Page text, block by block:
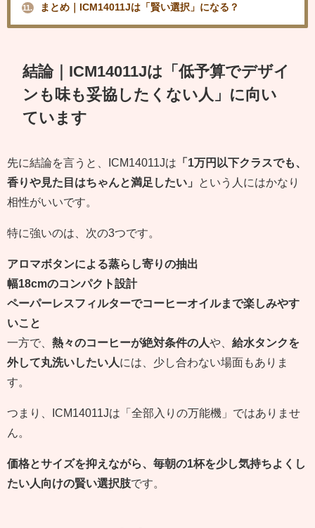
11. まとめ｜ICM14011Jは「賢い選択」になる？
結論｜ICM14011Jは「低予算でデザイ
ンも味も妥協したくない人」に向い
ています
先に結論を言うと、ICM14011Jは 「1万円以下クラスでも、
香りや見た目はちゃんと満足したい」
という人にはかなり
相性がいいです。
特に強いのは、次の3つです。
アロマボタンによる蒸らし寄りの抽出
幅18cmのコンパクト設計
ペーパーレスフィルターでコーヒーオイルまで楽しみやす
いこと
一方で、 熱々のコーヒーが絶対条件の人や、 給水タンクを
外して丸洗いしたい人には、少し合わない場面もありま
す。
つまり、ICM14011Jは「全部入りの万能機」ではありませ
ん。
価格とサイズを抑えながら、毎朝の1杯を少し気持ちよくし
たい人向けの賢い選択肢です。